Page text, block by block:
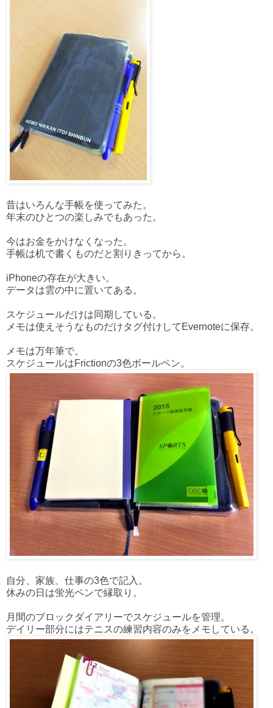
昔はいろんな手帳を使ってみた。
年末のひとつの楽しみでもあった。
今はお金をかけなくなった。
手帳は机で書くものだと割りきってから。
iPhoneの存在が大きい。
データは雲の中に置いてある。
スケジュールだけは同期している。
メモは使えそうなものだけタグ付けしてEvernoteに保存。
メモは万年筆で。
スケジュールはFrictionの3色ボールペン。
自分、家族、仕事の3色で記入。
休みの日は蛍光ペンで縁取り。
月間のブロックダイアリーでスケジュールを管理。
デイリー部分にはテニスの練習内容のみをメモしている。